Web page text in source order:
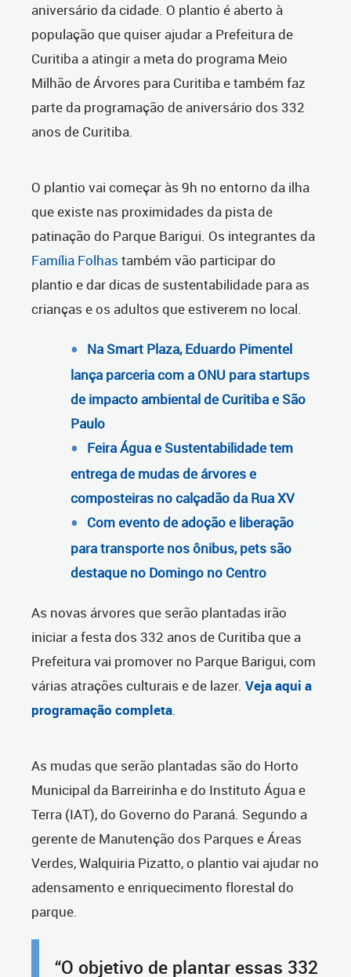
aniversário da cidade. O plantio é aberto à
população que quiser ajudar a Prefeitura de
Curitiba a atingir a meta do programa Meio
Milhão de Árvores para Curitiba e também faz
parte da programação de aniversário dos 332
anos de Curitiba.
O plantio vai começar às 9h no entorno da ilha
que existe nas proximidades da pista de
patinação do Parque Barigui. Os integrantes da
Família Folhas também vão participar do
plantio e dar dicas de sustentabilidade para as
crianças e os adultos que estiverem no local.
Na Smart Plaza, Eduardo Pimentel
lança parceria com a ONU para startups
de impacto ambiental de Curitiba e São
Paulo
Feira Água e Sustentabilidade tem
entrega de mudas de árvores e
composteiras no calçadão da Rua XV
Com evento de adoção e liberação
para transporte nos ônibus, pets são
destaque no Domingo no Centro
As novas árvores que serão plantadas irão
iniciar a festa dos 332 anos de Curitiba que a
Prefeitura vai promover no Parque Barigui, com
várias atrações culturais e de lazer. Veja aqui a
programação completa.
As mudas que serão plantadas são do Horto
Municipal da Barreirinha e do Instituto Água e
Terra (IAT), do Governo do Paraná. Segundo a
gerente de Manutenção dos Parques e Áreas
Verdes, Walquiria Pizatto, o plantio vai ajudar no
adensamento e enriquecimento florestal do
parque.
“O objetivo de plantar essas 332